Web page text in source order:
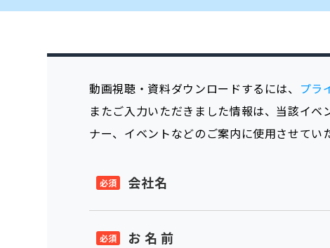
動画視聴・資料ダウンロードするには、 プラ
またご入力いただきました情報は、当該イ
ナー、イベントなどのご案内に使用させてい
会社名
お 名 前